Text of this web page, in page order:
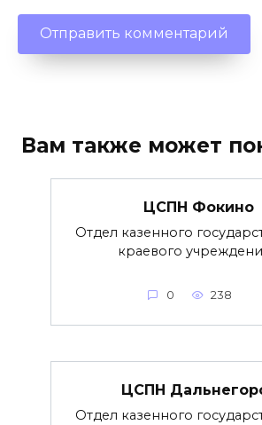
Вам также может
ЦСПН Фокино
Отдел казенного
краевого
0 238
ЦСПН
Отдел казенного